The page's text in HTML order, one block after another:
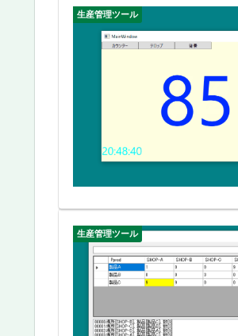
生産管理ツール
生産管理ツール